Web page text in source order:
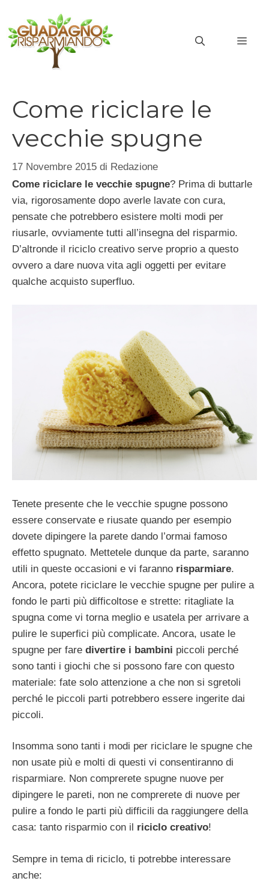
contenuto
Come riciclare le
vecchie spugne
17 Novembre 2015 di Redazione
Come riciclare le vecchie spugne? Prima di buttarle
via, rigorosamente dopo averle lavate con cura,
pensate che potrebbero esistere molti modi per
riusarle, ovviamente tutti all’insegna del risparmio.
D’altronde il riciclo creativo serve proprio a questo
ovvero a dare nuova vita agli oggetti per evitare
qualche acquisto superfluo.
Tenete presente che le vecchie spugne possono
essere conservate e riusate quando per esempio
dovete dipingere la parete dando l’ormai famoso
effetto spugnato. Mettetele dunque da parte, saranno
utili in queste occasioni e vi faranno risparmiare.
Ancora, potete riciclare le vecchie spugne per pulire a
fondo le parti più difficoltose e strette: ritagliate la
spugna come vi torna meglio e usatela per arrivare a
pulire le superfici più complicate. Ancora, usate le
spugne per fare divertire i bambini piccoli perché
sono tanti i giochi che si possono fare con questo
materiale: fate solo attenzione a che non si sgretoli
perché le piccoli parti potrebbero essere ingerite dai
piccoli.
Insomma sono tanti i modi per riciclare le spugne che
non usate più e molti di questi vi consentiranno di
risparmiare. Non comprerete spugne nuove per
dipingere le pareti, non ne comprerete di nuove per
pulire a fondo le parti più difficili da raggiungere della
casa: tanto risparmio con il riciclo creativo!
Sempre in tema di riciclo, ti potrebbe interessare
anche: